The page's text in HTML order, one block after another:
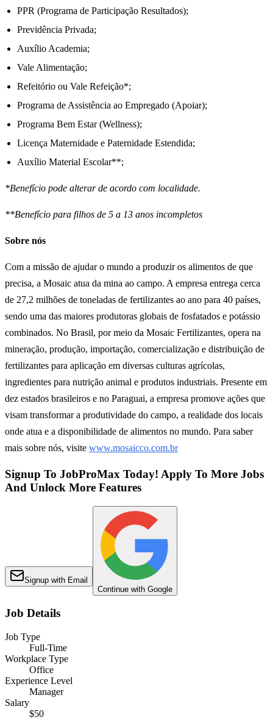
PPR (Programa de Participação Resultados);
Previdência Privada;
Auxílio Academia;
Vale Alimentação;
Refeitório ou Vale Refeição*;
Programa de Assistência ao Empregado (Apoiar);
Programa Bem Estar (Wellness);
Licença Maternidade e Paternidade Estendida;
Auxílio Material Escolar**;
*Benefício pode alterar de acordo com localidade.
**Benefício para filhos de 5 a 13 anos incompletos
Sobre nós
Com a missão de ajudar o mundo a produzir os alimentos de que
precisa, a Mosaic atua da mina ao campo. A empresa entrega cerca
de 27,2 milhões de toneladas de fertilizantes ao ano para 40 países,
sendo uma das maiores produtoras globais de fosfatados e potássio
combinados. No Brasil, por meio da Mosaic Fertilizantes, opera na
mineração, produção, importação, comercialização e distribuição de
fertilizantes para aplicação em diversas culturas agrícolas,
ingredientes para nutrição animal e produtos industriais. Presente em
dez estados brasileiros e no Paraguai, a empresa promove ações que
visam transformar a produtividade do campo, a realidade dos locais
onde atua e a disponibilidade de alimentos no mundo. Para saber
mais sobre nós, visite www.mosaicco.com.br
Signup To JobProMax Today! Apply To More Jobs
And Unlock More Features
Signup with Email
Continue with Google
Job Details
Job Type
Full-Time
Workplace Type
Office
Experience Level
Manager
Salary
$50